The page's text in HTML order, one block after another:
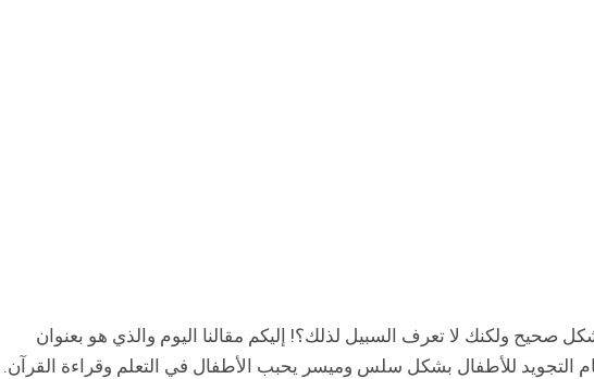
صحيح ولكنك لا تعرف السبيل لذلك؟! إليكم مقالنا اليوم والذي هو بعنوان
التجويد للأطفال بشكل سلس وميسر يحبب الأطفال في التعلم وقراءة القرآن.